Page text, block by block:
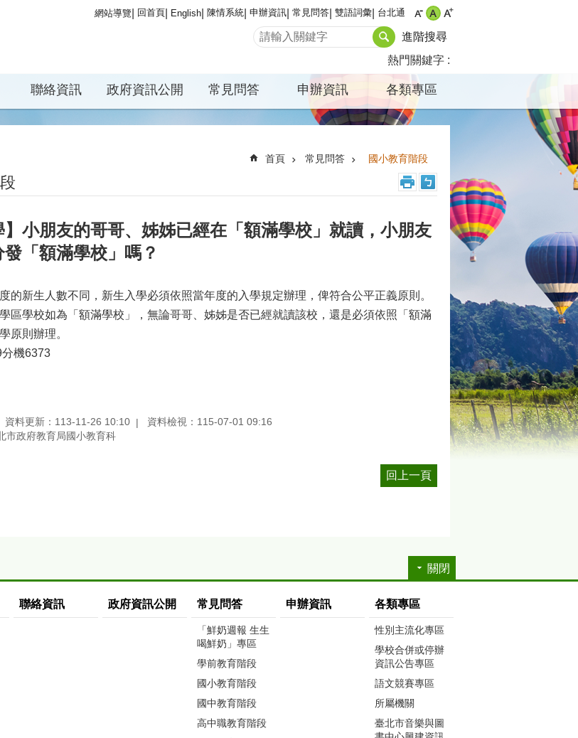
網站導覽 回首頁 English 陳情系統 申辦資訊 常見問答 雙語詞彙 台北通
進階搜尋
熱門關鍵字
聯絡資訊 政府資訊公開 常見問答 申辦資訊 各類專區
首頁 常見問答 國小教育階段
】小朋友的哥哥、姊姊已經在「額滿學校」就讀，小朋友
「額滿學校」嗎？
的新生人數不同，新生入學必須依照當年度的入學規定辦理，俾符合公平正義原則。
區學校如為「額滿學校」，無論哥哥、姊姊是否已經就讀該校，還是必須依照「額滿
原則辦理。
機6373
資料更新：113-11-26 10:10
資料檢視：115-07-01 09:16
市政府教育局國小教育科
回上一頁
關閉
聯絡資訊 政府資訊公開 常見問答
「鮮奶週報 生生
喝鮮奶」專區
學前教育階段
國小教育階段
國中教育階段
高中職教育階段
申辦資訊 各類專區
性別主流化專區
學校合併或停辦
資訊公告專區
語文競賽專區
所屬機關
臺北市音樂與圖